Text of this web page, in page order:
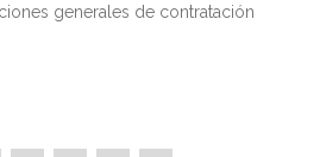
generales de contratación